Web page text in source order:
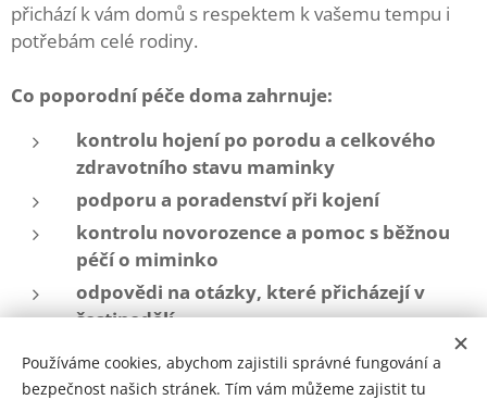
přichází k vám domů s respektem k vašemu tempu i
potřebám celé rodiny.
Co poporodní péče doma zahrnuje:
kontrolu hojení po porodu a celkového
zdravotního stavu maminky
podporu a poradenství při kojení
kontrolu novorozence a pomoc s běžnou
péčí o miminko
odpovědi na otázky, které přicházejí v
šestinedělí
lidskou, klidnou a individuální podporu v
citlivém období
Používáme cookies, abychom zajistili správné fungování a
bezpečnost našich stránek. Tím vám můžeme zajistit tu